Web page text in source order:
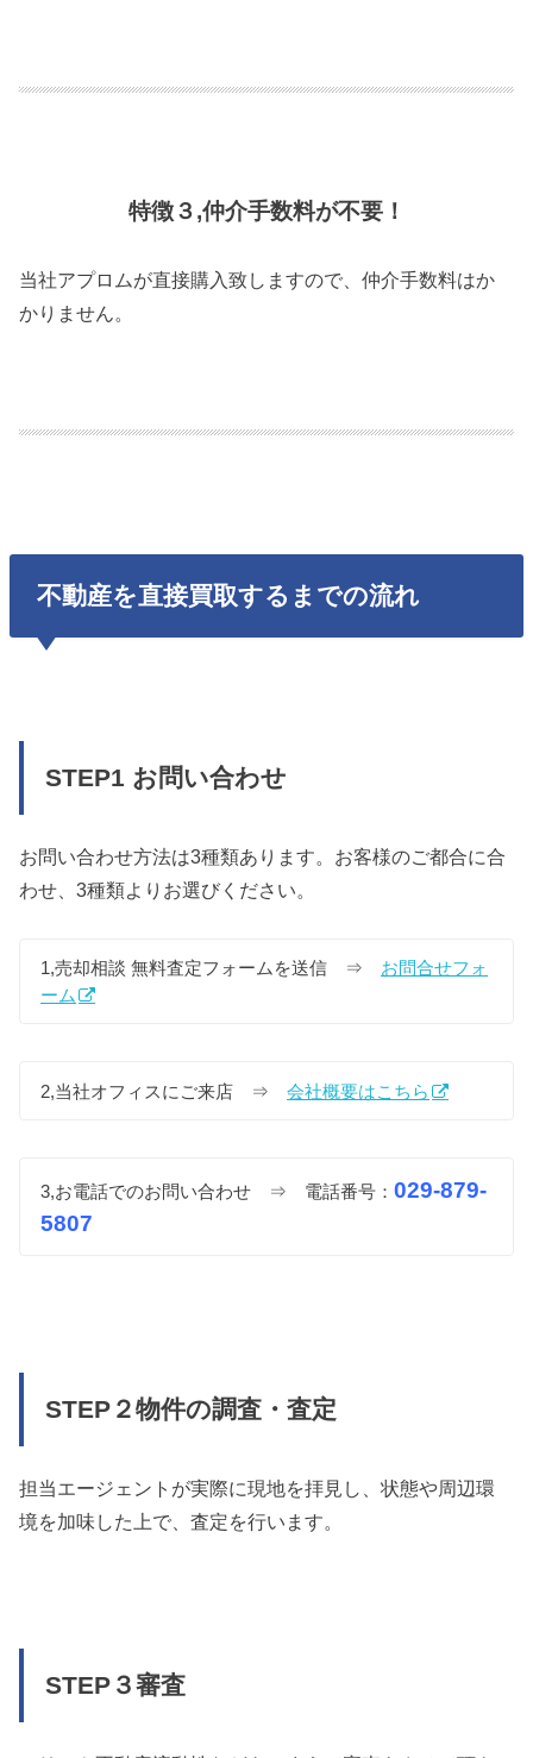
特徴３,仲介手数料が不要！
当社アプロムが直接購入致しますので、仲介手数料はか
かりません。
不動産を直接買取するまでの流れ
STEP1 お問い合わせ
お問い合わせ方法は3種類あります。お客様のご都合に合
わせ、3種類よりお選びください。
1,売却相談 無料査定フォームを送信 ⇒ お問合せフォ
ーム
2,当社オフィスにご来店 ⇒会社概要はこちら
3,お電話でのお問い合わせ ⇒ 電話番号：029-879-
5807
STEP２物件の調査・査定
担当エージェントが実際に現地を拝見し、状態や周辺環
境を加味した上で、査定を行います。
STEP３審査